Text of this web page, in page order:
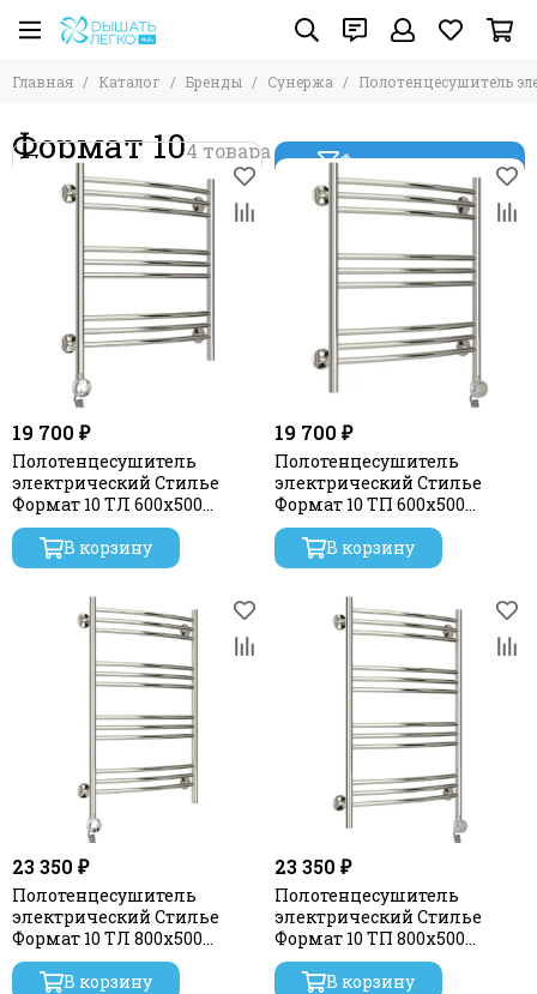
Главная Каталог Бренды Сунержа Полотенцесушитель
Формат 10 Фильтр товаров
19 700 ₽
Полотенцесушитель
электрический Стилье
Формат 10 ТЛ 600х500
(3+3+3) Г16
В корзину
19 700 ₽
Полотенцесушитель
электрический Стилье
Формат 10 ТП 600х500
(3+3+3) Г16
В корзину
23 350 ₽
Полотенцесушитель
электрический Стилье
Формат 10 ТЛ 800х500
(3+3+3+3) Г16
В корзину
23 350 ₽
Полотенцесушитель
электрический Стилье
Формат 10 ТП 800х500
(3+3+3+3) Г16
В корзину